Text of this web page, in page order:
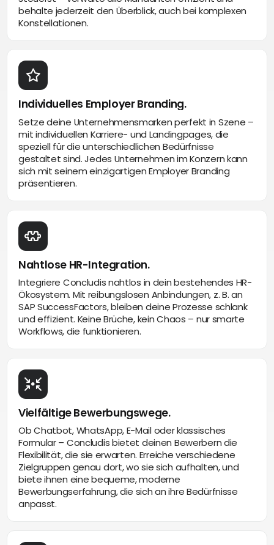
behalte jederzeit den Überblick, auch bei komplexen
Konstellationen.
Individuelles Employer Branding.
Setze deine Unternehmensmarken perfekt in Szene –
mit individuellen Karriere- und Landingpages, die
speziell für die unterschiedlichen Bedürfnisse
gestaltet sind. Jedes Unternehmen im Konzern kann
sich mit seinem einzigartigen Employer Branding
präsentieren.
Nahtlose HR-Integration.
Integriere Concludis nahtlos in dein bestehendes HR-
Ökosystem. Mit reibungslosen Anbindungen, z. B. an
SAP SuccessFactors, bleiben deine Prozesse schlank
und effizient. Keine Brüche, kein Chaos – nur smarte
Workflows, die funktionieren.
Vielfältige Bewerbungswege.
Ob Chatbot, WhatsApp, E-Mail oder klassisches
Formular – Concludis bietet deinen Bewerbern die
Flexibilität, die sie erwarten. Erreiche verschiedene
Zielgruppen genau dort, wo sie sich aufhalten, und
biete ihnen eine bequeme, moderne
Bewerbungserfahrung, die sich an ihre Bedürfnisse
anpasst.